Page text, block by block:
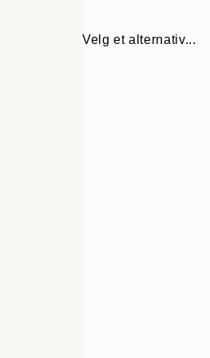
Velg et alternativ...